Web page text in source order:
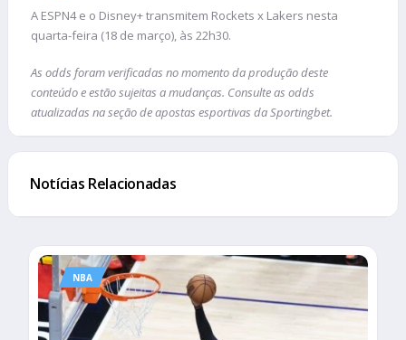
A ESPN4 e o Disney+ transmitem Rockets x Lakers nesta
quarta-feira (18 de março), às 22h30.
As odds foram verificadas no momento da produção deste
conteúdo e estão sujeitas a mudanças. Consulte as odds
atualizadas na seção de apostas esportivas da Sportingbet.
Notícias Relacionadas
NBA